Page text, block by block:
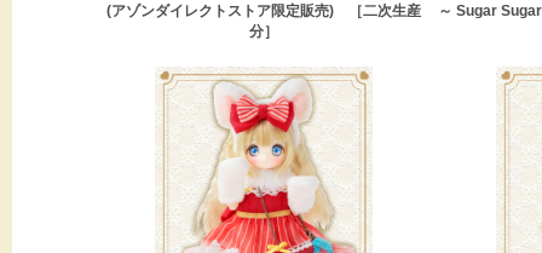
(アゾンダイレクトストア限定販売) ［二次生産
分］
～ Sugar